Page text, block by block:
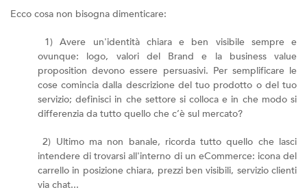
Ecco cosa non bisogna dimenticare:
1) Avere un'identità chiara e ben visibile sempre e
ovunque: logo, valori del Brand e la business value
proposition devono essere persuasivi. Per semplificare le
cose comincia dalla descrizione del tuo prodotto o del tuo
servizio; definisci in che settore si colloca e in che modo si
differenzia da tutto quello che c’è sul mercato?
2) Ultimo ma non banale, ricorda tutto quello che lasci
intendere di trovarsi all'interno di un eCommerce: icona del
carrello in posizione chiara, prezzi ben visibili, servizio clienti
via chat...